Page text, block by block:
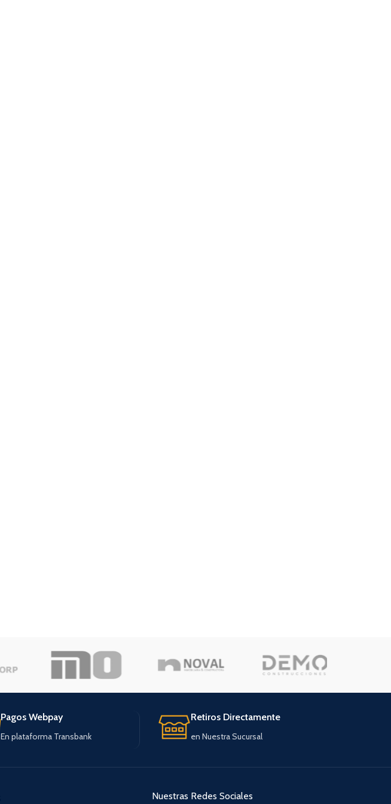
Pagos Webpay
En plataforma Transbank
Retiros Directamente
en Nuestra Sucursal
Nuestras Redes Sociales